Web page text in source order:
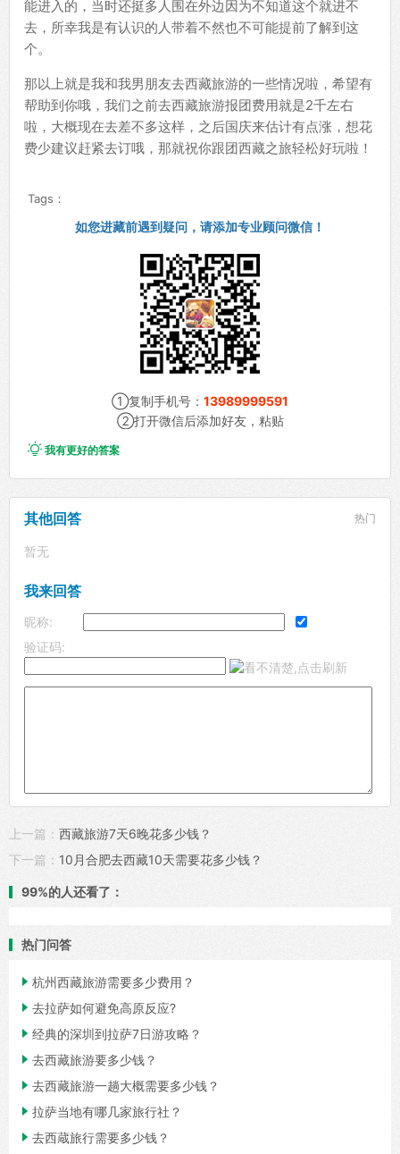
能进入的，当时还挺多人围在外边因为不知道这个就进不
去，所幸我是有认识的人带着不然也不可能提前了解到这
个。
那以上就是我和我男朋友去西藏旅游的一些情况啦，希望有
帮助到你哦，我们之前去西藏旅游报团费用就是2千左右
啦，大概现在去差不多这样，之后国庆来估计有点涨，想花
费少建议赶紧去订哦，那就祝你跟团西藏之旅轻松好玩啦！
Tags：
如您进藏前遇到疑问，请添加专业顾问微信！
①复制手机号： 13989999591
②打开微信后添加好友，粘贴
我有更好的答案
其他回答 热门
暂无
我来回答
昵称:
验证码:
上一篇： 西藏旅游7天6晚花多少钱？
下一篇： 10月合肥去西藏10天需要花多少钱？
99%的人还看了：
热门问答
 杭州西藏旅游需要多少费用？
 去拉萨如何避免高原反应?
 经典的深圳到拉萨7日游攻略？
 去西藏旅游要多少钱？
 去西藏旅游一趟大概需要多少钱？
 拉萨当地有哪几家旅行社？
 去西蔵旅行需要多少钱？